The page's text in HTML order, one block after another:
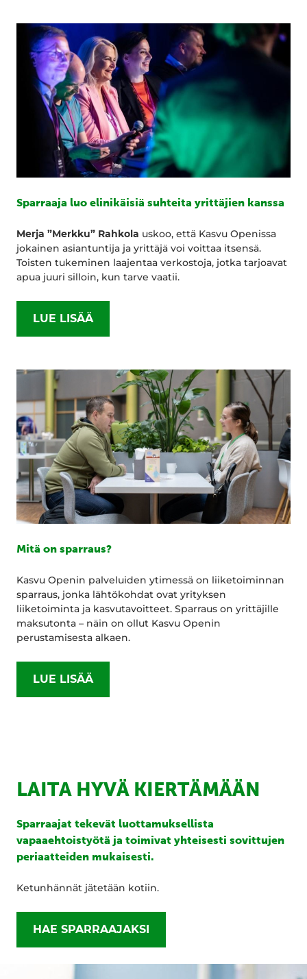
Sparraaja luo elinikäisiä suhteita yrittäjien kanssa
Merja ”Merkku” Rahkola uskoo, että Kasvu Openissa
jokainen asiantuntija ja yrittäjä voi voittaa itsensä.
Toisten tukeminen laajentaa verkostoja, jotka tarjoavat
apua juuri silloin, kun tarve vaatii.
LUE LISÄÄ
Mitä on sparraus?
Kasvu Openin palveluiden ytimessä on liiketoiminnan
sparraus, jonka lähtökohdat ovat yrityksen
liiketoiminta ja kasvutavoitteet. Sparraus on yrittäjille
maksutonta – näin on ollut Kasvu Openin
perustamisesta alkaen.
LUE LISÄÄ
LAITA HYVÄ KIERTÄMÄÄN
Sparraajat tekevät luottamuksellista
vapaaehtoistyötä ja toimivat yhteisesti sovittujen
periaatteiden mukaisesti.
Ketunhännät jätetään kotiin.
HAE SPARRAAJAKSI